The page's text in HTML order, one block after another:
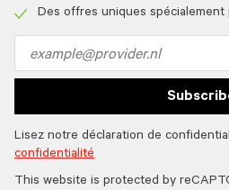
icon
Des offres uniques spécialement
address
Lisez notre déclaration de
confidentialité
This website is protected by